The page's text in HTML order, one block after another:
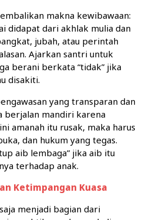
makna kewibawaan:
didapat dari akhlak mulia dan
jubah, atau perintah
Ajarkan santri untuk
berani berkata “tidak” jika
disakiti.
yang transparan dan
berjalan mandiri karena
amanah itu rusak, maka harus
dan hukum yang tegas.
aib lembaga” jika aib itu
terhadap anak.
Ketimpangan Kuasa
menjadi bagian dari